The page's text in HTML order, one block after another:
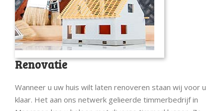
Renovatie
Wanneer u uw huis wilt laten renoveren staan wij voor u
klaar. Het aan ons netwerk gelieerde timmerbedrijf in